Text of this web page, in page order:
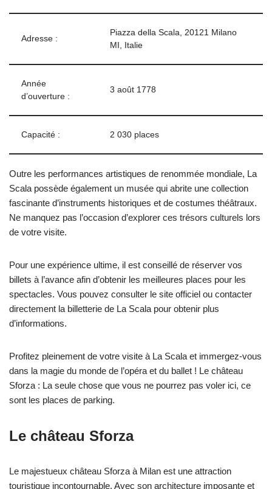
Adresse :
Piazza della Scala, 20121 Milano
MI, Italie
Année
d’ouverture :
3 août 1778
Capacité : 2 030 places
Outre les performances artistiques de renommée mondiale, La
Scala possède également un musée qui abrite une collection
fascinante d’instruments historiques et de costumes théâtraux.
Ne manquez pas l’occasion d’explorer ces trésors culturels lors
de votre visite.
Pour une expérience ultime, il est conseillé de réserver vos
billets à l’avance afin d’obtenir les meilleures places pour les
spectacles. Vous pouvez consulter le site officiel ou contacter
directement la billetterie de La Scala pour obtenir plus
d’informations.
Profitez pleinement de votre visite à La Scala et immergez-vous
dans la magie du monde de l’opéra et du ballet ! Le château
Sforza : La seule chose que vous ne pourrez pas voler ici, ce
sont les places de parking.
Le château Sforza
Le majestueux château Sforza à Milan est une attraction
touristique incontournable. Avec son architecture imposante et